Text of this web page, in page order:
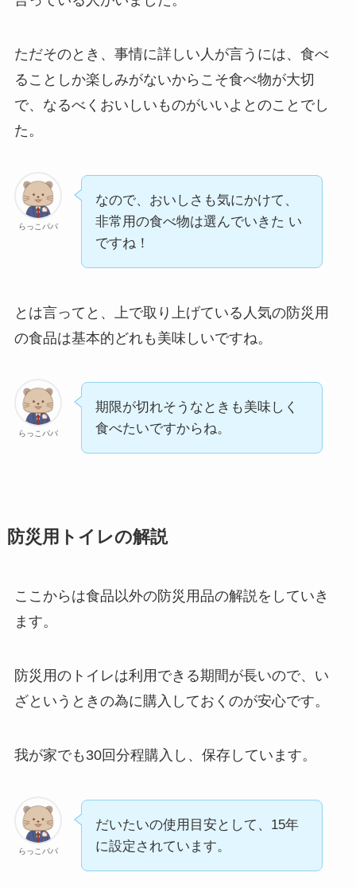
ただそのとき、事情に詳しい人が言うには、食べ
ることしか楽しみがないからこそ食べ物が大切
で、なるべくおいしいものがいいよとのことでし
た。
らっこパパ
なので、おいしさも気にかけて、
非常用の食べ物は選んでいきた い
ですね！
とは言ってと、上で取り上げている人気の防災用
の食品は基本的どれも美味しいですね。
らっこパパ
期限が切れそうなときも美味しく
食べたいですからね。
防災用トイレの解説
ここからは食品以外の防災用品の解説をしていき
ます。
防災用のトイレは利用できる期間が長いので、い
ざというときの為に購入しておくのが安心です。
我が家でも30回分程購入し、保存しています。
らっこパパ
だいたいの使用目安として、15年
に設定されています。